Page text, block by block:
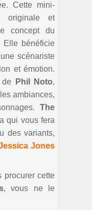
Cette mini-
originale et
concept du
Elle bénéficie
scénariste
et émotion.
de
Phil Noto,
ambiances,
The
qui vous fera
des variants,
Jones
procurer cette
, vous ne le